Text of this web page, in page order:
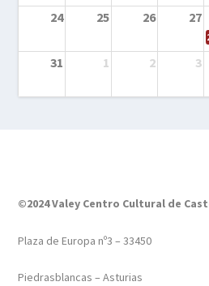
24 25 26 27
31 1 2 3
©2024 Valey Centro Cultural de
Plaza de Europa nº3 – 33450
Piedrasblancas – Asturias